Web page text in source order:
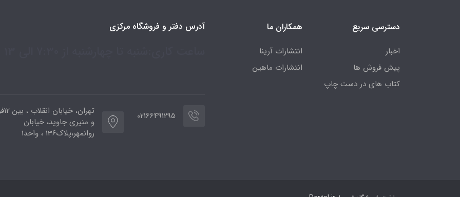
دسترسی سریع
اخبار
پیش فروش ها
کتاب های در دست چاپ
همکاران ما
انتشارات آرینا
انتشارات ماهین
آدرس دفتر و فروشگاه مرکزی
02166491295
و منیری جاوید، خیابان
روانمهر،پلاک136 ، واحد1